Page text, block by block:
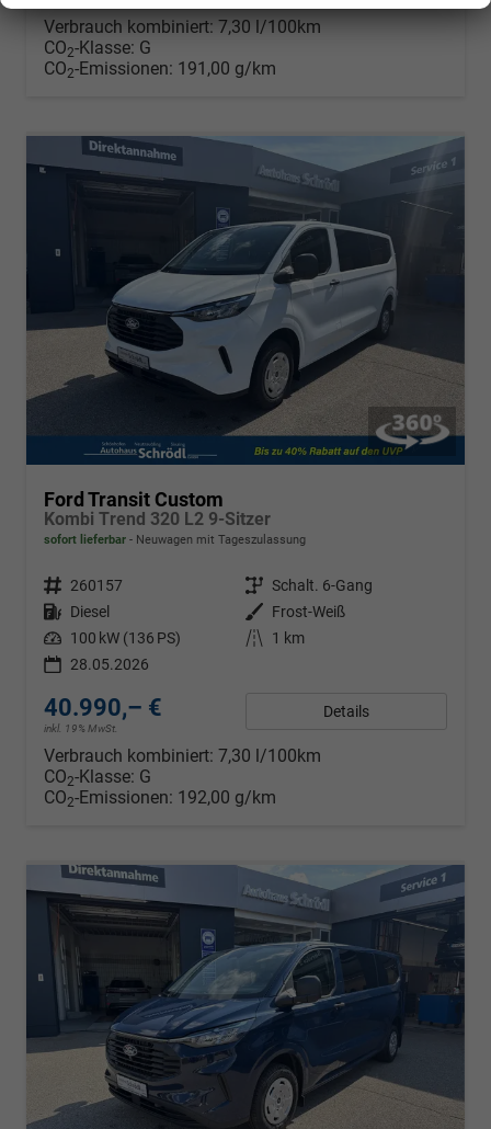
Verbrauch kombiniert: 7,30 l/100km
CO2-Klasse: G
CO2-Emissionen: 191,00 g/km
Ford Transit Custom
Kombi Trend 320 L2 9-Sitzer
sofort lieferbar Neuwagen mit Tageszulassung
Fahrzeugnr. 260157 Getriebe Schalt. 6-Gang
Kraftstoff Diesel Außenfarbe Frost-Weiß
Leistung 100 kW (136 PS) Kilometerstand
1 km
28.05.2026
40.990,– €
inkl. 19% MwSt.
Details
Verbrauch kombiniert: 7,30 l/100km
CO2-Klasse: G
CO2-Emissionen: 192,00 g/km